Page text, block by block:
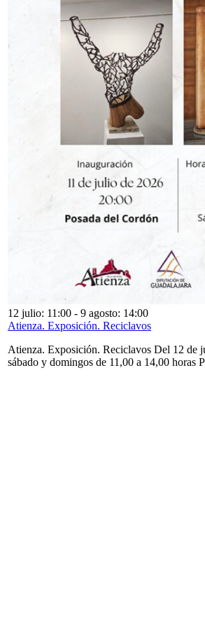
12 julio: 11:00 - 9 agosto: 14:00
Atienza. Exposición. Reciclavos
Atienza. Exposición. Reciclavos Del 12 de
sábado y domingos de 11,00 a 14,00 horas